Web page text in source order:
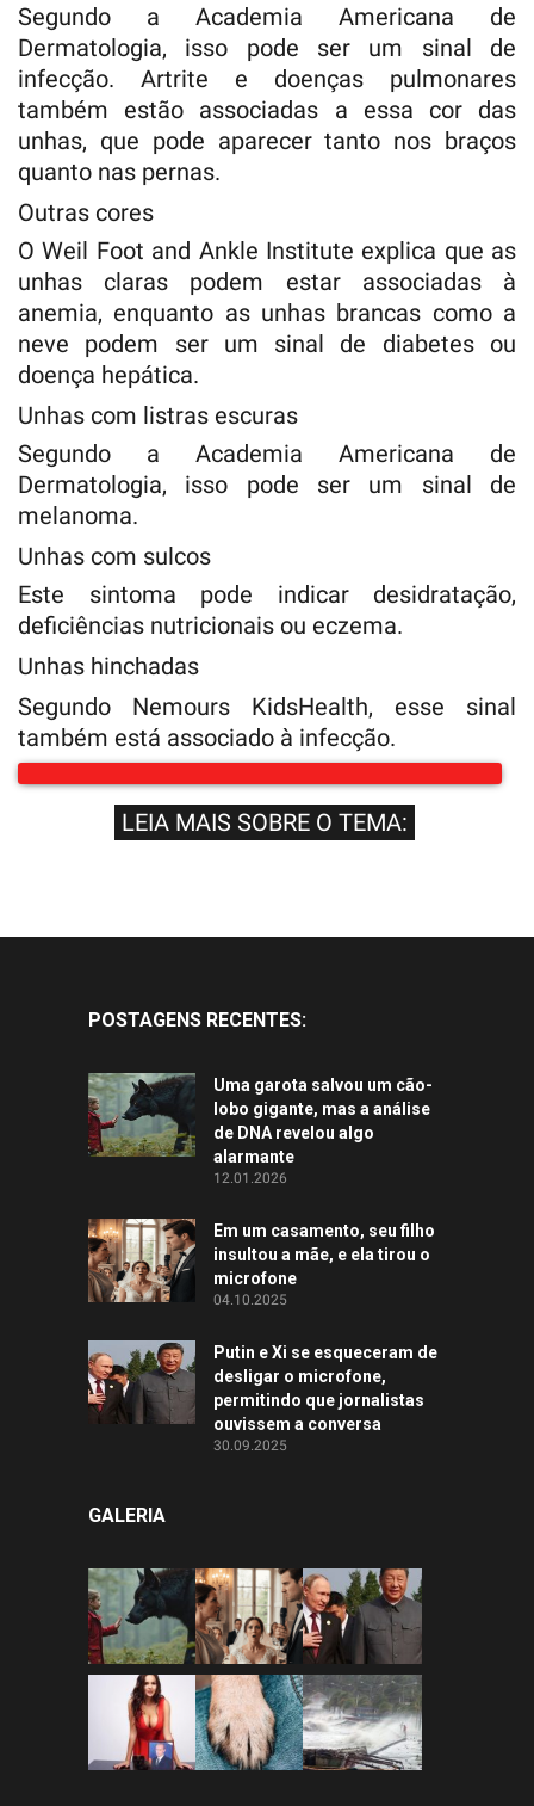
Segundo a Academia Americana de
Dermatologia, isso pode ser um sinal de
infecção. Artrite e doenças pulmonares
também estão associadas a essa cor das
unhas, que pode aparecer tanto nos braços
quanto nas pernas.
Outras cores
O Weil Foot and Ankle Institute explica que as
unhas claras podem estar associadas à
anemia, enquanto as unhas brancas como a
neve podem ser um sinal de diabetes ou
doença hepática.
Unhas com listras escuras
Segundo a Academia Americana de
Dermatologia, isso pode ser um sinal de
melanoma.
Unhas com sulcos
Este sintoma pode indicar desidratação,
deficiências nutricionais ou eczema.
Unhas hinchadas
Segundo Nemours KidsHealth, esse sinal
também está associado à infecção.
LEIA MAIS SOBRE O TEMA:
POSTAGENS RECENTES:
Uma garota salvou um cão-
lobo gigante, mas a análise
de DNA revelou algo
alarmante
12.01.2026
Em um casamento, seu filho
insultou a mãe, e ela tirou o
microfone
04.10.2025
Putin e Xi se esqueceram de
desligar o microfone,
permitindo que jornalistas
ouvissem a conversa
30.09.2025
GALERIA